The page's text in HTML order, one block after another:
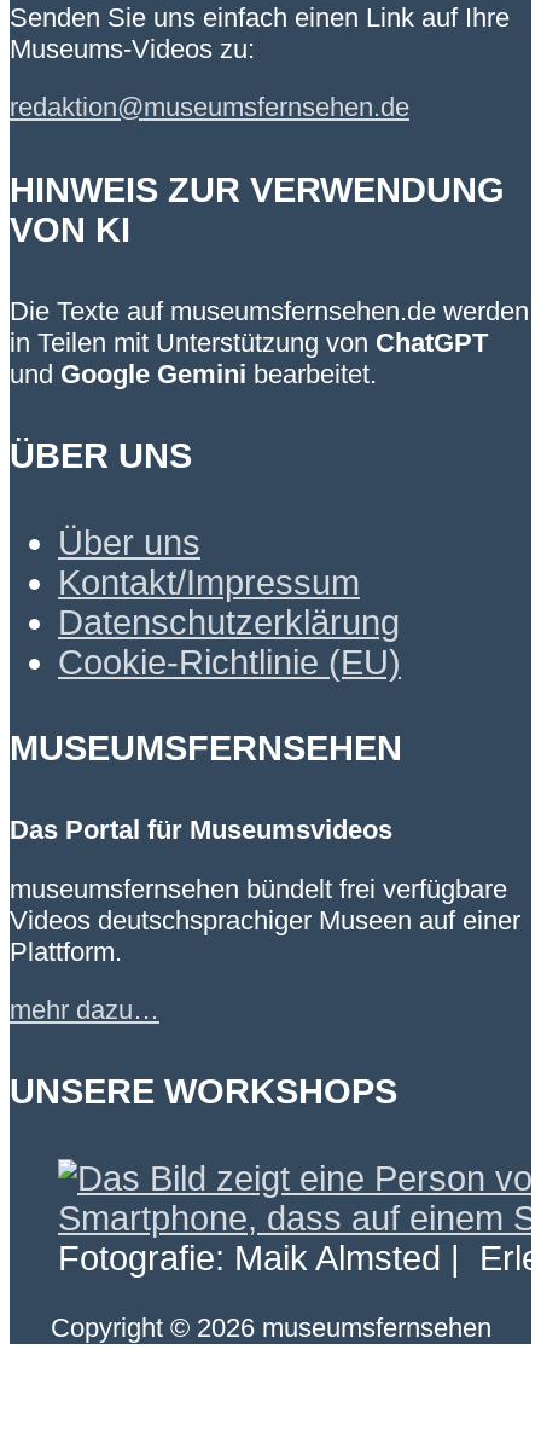
Senden Sie uns einfach einen Link auf Ihre
Museums-Videos zu:
redaktion@museumsfernsehen.de
HINWEIS ZUR VERWENDUNG
VON KI
Die Texte auf museumsfernsehen.de werden
in Teilen mit Unterstützung von ChatGPT
und Google Gemini bearbeitet.
ÜBER UNS
Über uns
Kontakt/Impressum
Datenschutzerklärung
Cookie-Richtlinie (EU)
MUSEUMSFERNSEHEN
Das Portal für Museumsvideos
museumsfernsehen bündelt frei verfügbare
Videos deutschsprachiger Museen auf einer
Plattform.
mehr dazu…
UNSERE WORKSHOPS
Fotografie: Maik Almsted |
Copyright © 2026 museumsfernsehen